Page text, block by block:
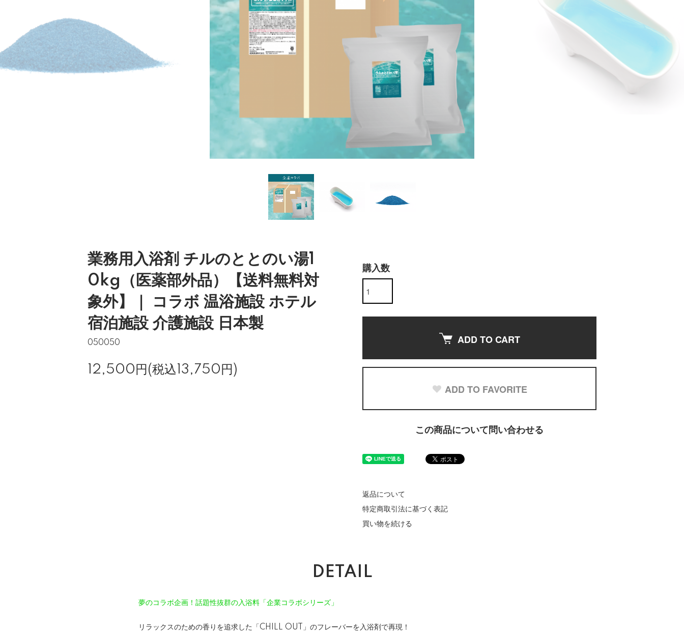
業務用入浴剤 チルのととのい湯1
0kg（医薬部外品）【送料無料対
象外】｜ コラボ 温浴施設 ホテル
宿泊施設 介護施設 日本製
050050
12,500円(税込13,750円)
購入数
ADD TO CART
ADD TO FAVORITE
この商品について問い合わせる
返品について
特定商取引法に基づく表記
買い物を続ける
DETAIL
夢のコラボ企画！話題性抜群の入浴料「企業コラボシリーズ」
リラックスのための香りを追求した「CHILL OUT」のフレーバーを入浴剤で再現！